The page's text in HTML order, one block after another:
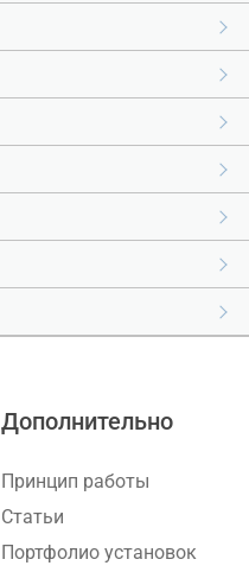
Дополнительно
Принцип работы
Статьи
Портфолио установок